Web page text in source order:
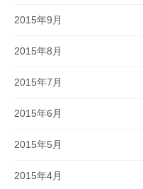
2015年9月
2015年8月
2015年7月
2015年6月
2015年5月
2015年4月